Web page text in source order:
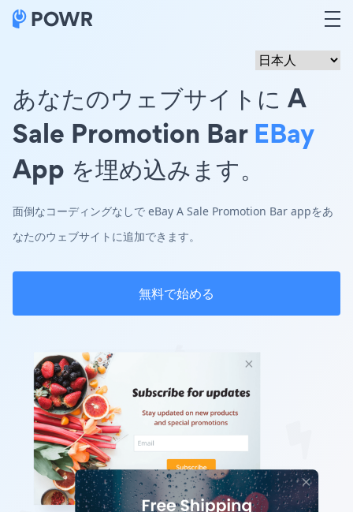
あなたのウェブサイトに A
Sale Promotion BarEBay
App を埋め込みます。
面倒なコーディングなしで eBay A Sale Promotion Bar appをあ
なたのウェブサイトに追加できます。
無料で始める